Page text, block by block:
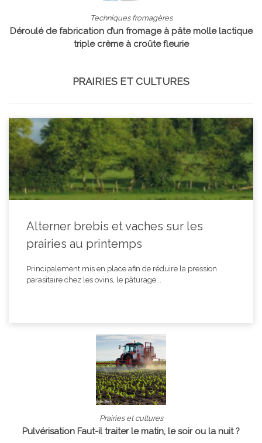
Techniques fromagères
Déroulé de fabrication d’un fromage à pâte molle lactique
triple crème à croûte fleurie
PRAIRIES ET CULTURES
Alterner brebis et vaches sur les
prairies au printemps
Principalement mis en place afin de réduire la pression
parasitaire chez les ovins, le pâturage...
Prairies et cultures
Pulvérisation Faut-il traiter le matin, le soir ou la nuit ?